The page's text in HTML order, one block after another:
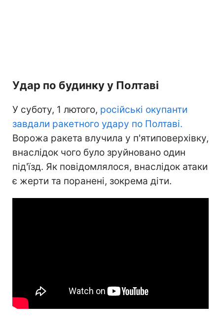
Удар по будинку у Полтаві
У суботу, 1 лютого, російські окупанти
завдали ракетного удару по Полтаві.
Ворожа ракета влучила у п'ятиповерхівку,
внаслідок чого було зруйновано один
під'їзд. Як повідомлялося, внаслідок атаки
є жерти та поранені, зокрема діти.